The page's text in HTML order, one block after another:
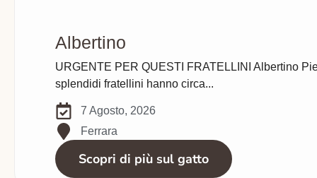
Albertino
URGENTE PER QUESTI FRATELLINI Albertino
splendidi fratellini hanno circa...
7 Agosto, 2026
Ferrara
Scopri di più sul gatto